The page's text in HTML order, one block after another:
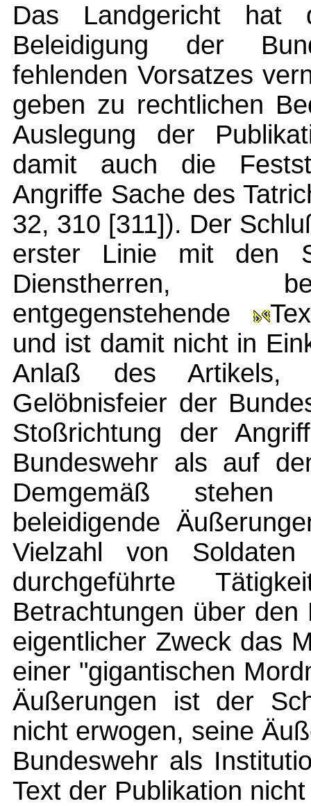
Das Landgericht hat
Beleidigung der
fehlenden Vorsatzes
geben zu rechtlichen
Auslegung der
damit auch die
Angriffe Sache des
32, 310 [311]). Der
erster Linie mit den
Dienstherren,
entgegenstehende
und ist damit nicht in
Anlaß des Artikels,
Gelöbnisfeier der
Stoßrichtung der
Bundeswehr als auf
Demgemäß
beleidigende
Vielzahl von
durchgeführte
Betrachtungen über
eigentlicher Zweck das
einer "gigantischen
Äußerungen ist der
nicht erwogen, seine
Bundeswehr als
Text der Publikation